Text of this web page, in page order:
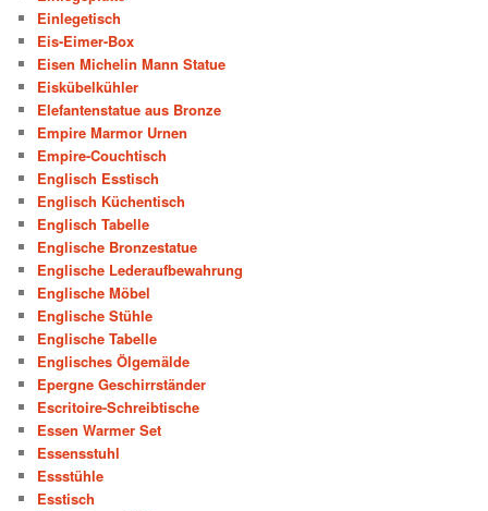
Einlegetisch
Eis-Eimer-Box
Eisen Michelin Mann Statue
Eiskübelkühler
Elefantenstatue aus Bronze
Empire Marmor Urnen
Empire-Couchtisch
Englisch Esstisch
Englisch Küchentisch
Englisch Tabelle
Englische Bronzestatue
Englische Lederaufbewahrung
Englische Möbel
Englische Stühle
Englische Tabelle
Englisches Ölgemälde
Epergne Geschirrständer
Escritoire-Schreibtische
Essen Warmer Set
Essensstuhl
Essstühle
Esstisch